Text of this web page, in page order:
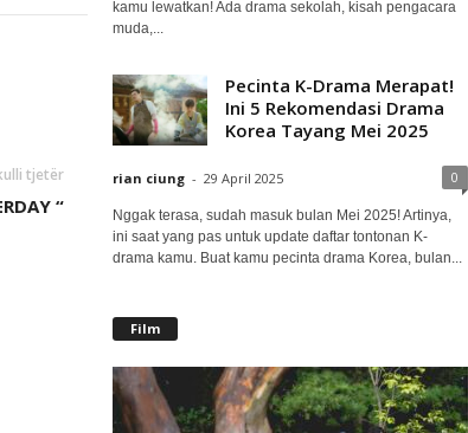
tjetër
“
kamu lewatkan! Ada drama sekolah, kisah pengacara
muda,...
Pecinta K-Drama Merapat!
Ini 5 Rekomendasi Drama
Korea Tayang Mei 2025
rian ciung - 29 April 2025 0
Nggak terasa, sudah masuk bulan Mei 2025! Artinya,
ini saat yang pas untuk update daftar tontonan K-
drama kamu. Buat kamu pecinta drama Korea, bulan...
Film